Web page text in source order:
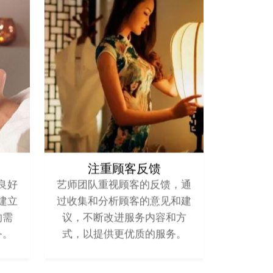
好
立
注重顾客反馈
艺师团队重视顾客的反馈，通
过收集和分析顾客的意见和建
议，不断改进服务内容和方
式，以提供更优质的服务。